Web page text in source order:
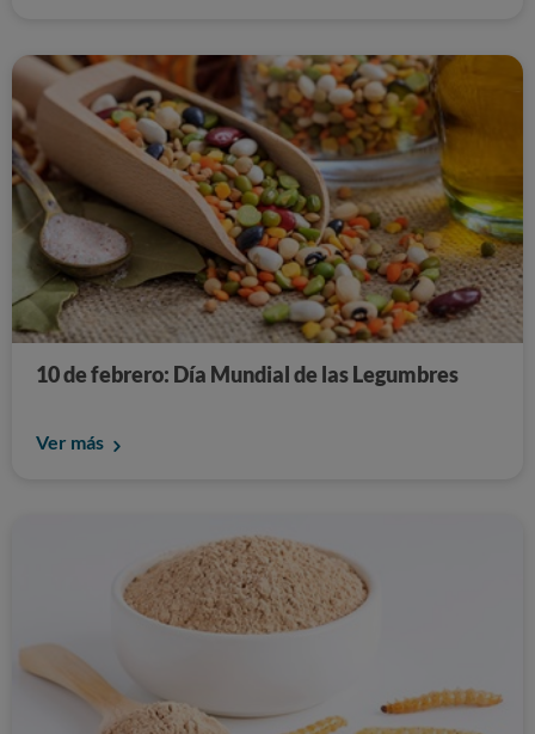
10 de febrero: Día Mundial de las Legumbres
Ver más